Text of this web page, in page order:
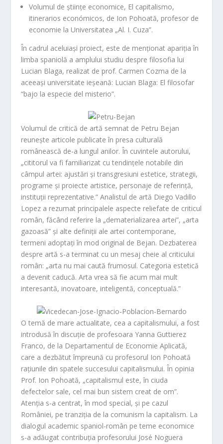
Volumul de științe economice, El capitalismo,
itinerarios económicos, de Ion Pohoată, profesor de
economie la Universitatea „Al. I. Cuza”.
În cadrul aceluiași proiect, este de menționat apariția în
limba spaniolă a amplului studiu despre filosofia lui
Lucian Blaga, realizat de prof. Carmen Cozma de la
aceeași universitate ieșeană: Lucian Blaga: El filosofar
“bajo la especie del misterio”.
Volumul de critică de artă semnat de Petru Bejan
reunește articole publicate în presa culturală
românească de-a lungul anilor. În cuvintele autorului,
„cititorul va fi familiarizat cu tendințele notabile din
câmpul artei: ajustări și transgresiuni estetice, strategii,
programe și proiecte artistice, personaje de referință,
instituții reprezentative.” Analistul de artă Diego Vadillo
Lopez a rezumat principalele aspecte reliefate de criticul
român, făcând referire la „dematerializarea artei”, „arta
gazoasă” și alte definiții ale artei contemporane,
termeni adoptați în mod original de Bejan. Dezbaterea
despre artă s-a terminat cu un mesaj cheie al criticului
român: „arta nu mai caută frumosul. Categoria estetică
a devenit caducă. Arta vrea să fie acum mai mult
interesantă, inovatoare, inteligentă, conceptuală.”
O temă de mare actualitate, cea a capitalismului, a fost
introdusă în discuție de profesoaraYanna Guttierez
Franco, de la Departamentul de Economie Aplicată,
care a dezbătut împreună cu profesorul Ion Pohoată
rațiunile din spatele succesului capitalismului. În opinia
Prof. Ion Pohoată, „capitalismul este, în ciuda
defectelor sale, cel mai bun sistem creat de om”.
Atenția s-a centrat, în mod special, și pe cazul
României, pe tranziția de la comunism la capitalism. La
dialogul academic spaniol-român pe teme economice
s-a adăugat contribuția profesorului José Noguera